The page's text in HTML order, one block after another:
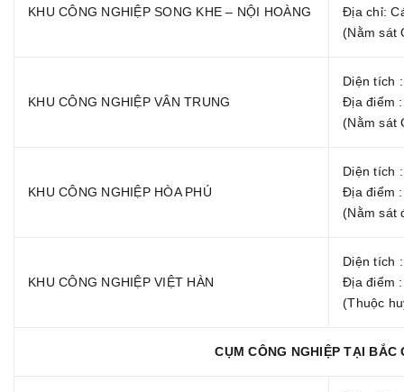
KHU CÔNG NGHIỆP SONG KHE – NỘI HOÀNG
Địa chỉ:
(Nằm sát
KHU CÔNG NGHIỆP VÂN TRUNG
Diện tích
Địa điểm
(Nằm sát
KHU CÔNG NGHIỆP HÒA PHÚ
Diện tích
Địa điểm
(Nằm sát
KHU CÔNG NGHIỆP VIỆT HÀN
Diện tích
Địa điểm
(Thuộc
CỤM CÔNG NGHIỆP TẠI BẮC